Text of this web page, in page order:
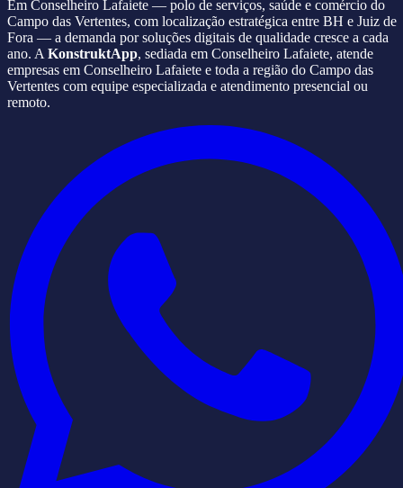
Em Conselheiro Lafaiete — polo de serviços, saúde e comércio do
Campo das Vertentes, com localização estratégica entre BH e Juiz de
Fora — a demanda por soluções digitais de qualidade cresce a cada
ano. A KonstruktApp, sediada em Conselheiro Lafaiete, atende
empresas em Conselheiro Lafaiete e toda a região do Campo das
Vertentes com equipe especializada e atendimento presencial ou
remoto.